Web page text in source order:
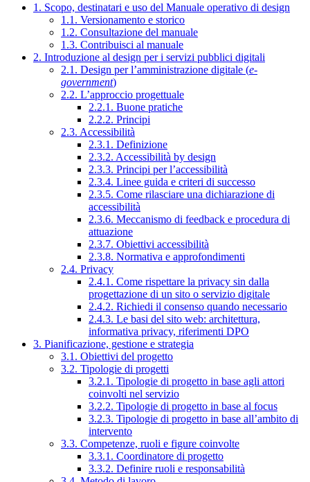
1. Scopo, destinatari e uso del Manuale operativo di design
1.1. Versionamento e storico
1.2. Consultazione del manuale
1.3. Contribuisci al manuale
2. Introduzione al design per i servizi pubblici digitali
2.1. Design per l’amministrazione digitale (e-
government)
2.2. L’approccio progettuale
2.2.1. Buone pratiche
2.2.2. Principi
2.3. Accessibilità
2.3.1. Definizione
2.3.2. Accessibilità by design
2.3.3. Principi per l’accessibilità
2.3.4. Linee guida e criteri di successo
2.3.5. Come rilasciare una dichiarazione di
accessibilità
2.3.6. Meccanismo di feedback e procedura di
attuazione
2.3.7. Obiettivi accessibilità
2.3.8. Normativa e approfondimenti
2.4. Privacy
2.4.1. Come rispettare la privacy sin dalla
progettazione di un sito o servizio digitale
2.4.2. Richiedi il consenso quando necessario
2.4.3. Le basi del sito web: architettura,
informativa privacy, riferimenti DPO
3. Pianificazione, gestione e strategia
3.1. Obiettivi del progetto
3.2. Tipologie di progetti
3.2.1. Tipologie di progetto in base agli attori
coinvolti nel servizio
3.2.2. Tipologie di progetto in base al focus
3.2.3. Tipologie di progetto in base all’ambito di
intervento
3.3. Competenze, ruoli e figure coinvolte
3.3.1. Coordinatore di progetto
3.3.2. Definire ruoli e responsabilità